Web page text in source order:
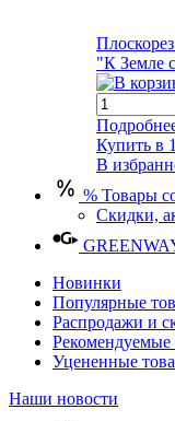
"К Земле
Купить в
В
% Товары
Скидки,
Новинки
Популярные
Распродажи и
Рекомендуемые
Уцененные
Наши новости